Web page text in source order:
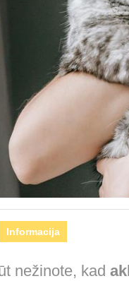
Informacija
nežinote, kad